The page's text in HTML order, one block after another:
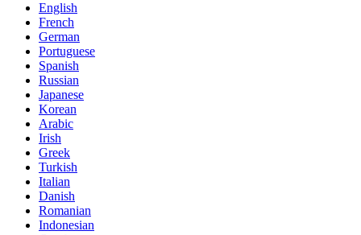
English
French
German
Portuguese
Spanish
Russian
Japanese
Korean
Arabic
Irish
Greek
Turkish
Italian
Danish
Romanian
Indonesian